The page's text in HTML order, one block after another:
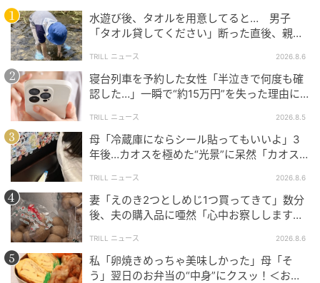
※本記事は投稿者に許諾を得た上で記事の制作・公開
を行っています
【エピソード募集】日常のちょっとした体験、TRILL
でシェアしませんか？【2分で完了・匿名】
次の記事
#1 子どもの実名と顔を晒すママ、大丈夫か
な？なんて心配していたら。
の記事をもっとみる
水遊び後、タオルを用意してると… 男子
「タオル貸してください」断った直後、親が
TRILL ニュース 2026.8.6
寝台列車を予約した女性「半泣きで何度も確
認した…」一瞬で“約15万円”を失った理由に
TRILL ニュース 2026.8.5
母「冷蔵庫にならシール貼ってもいいよ」3
年後…カオスを極めた“光景”に呆然「カオス
TRILL ニュース 2026.8.6
妻「えのき2つとしめじ1つ買ってきて」数分
後、夫の購入品に唖然「心中お察しします」
TRILL ニュース 2026.8.6
私「卵焼きめっちゃ美味しかった」母「そ
う」翌日のお弁当の“中身”にクスッ！＜お弁